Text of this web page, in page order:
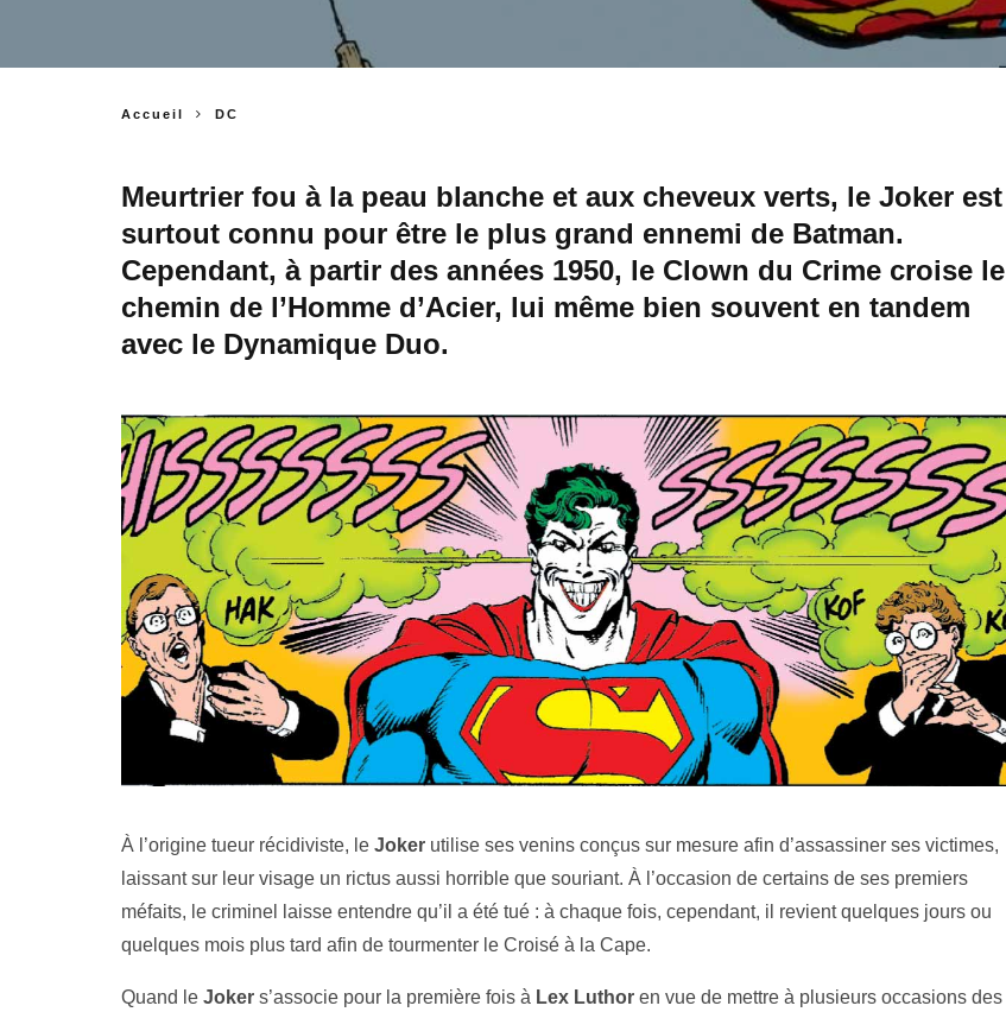
Accueil DC
Meurtrier fou à la peau blanche et aux cheveux verts, le Joker est
surtout connu pour être le plus grand ennemi de Batman.
Cependant, à partir des années 1950, le Clown du Crime croise le
chemin de l’Homme d’Acier, lui même bien souvent en tandem
avec le Dynamique Duo.
À l’origine tueur récidiviste, le Joker utilise ses venins conçus sur mesure afin d’assassiner ses victimes,
laissant sur leur visage un rictus aussi horrible que souriant. À l’occasion de certains de ses premiers
méfaits, le criminel laisse entendre qu’il a été tué : à chaque fois, cependant, il revient quelques jours ou
quelques mois plus tard afin de tourmenter le Croisé à la Cape.
Quand le Joker s’associe pour la première fois à Lex Luthor en vue de mettre à plusieurs occasions des